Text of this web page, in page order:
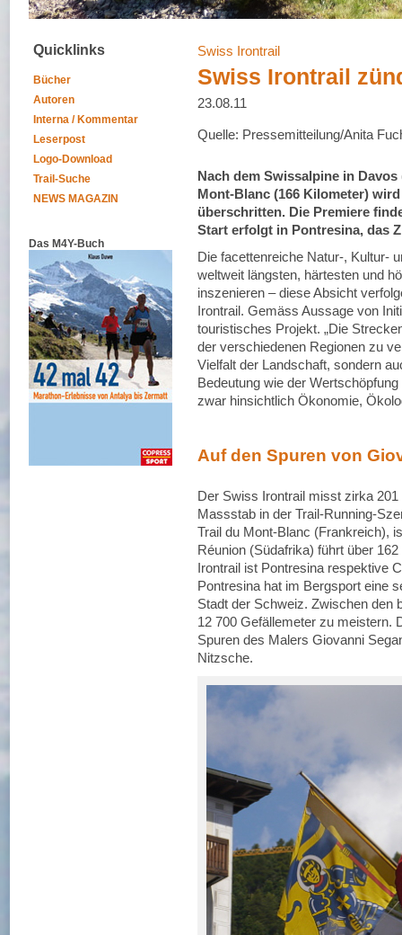
Quicklinks
Bücher
Autoren
Interna / Kommentar
Leserpost
Logo-Download
Trail-Suche
NEWS MAGAZIN
Das M4Y-Buch
Swiss Irontrail
Swiss Irontrail
23.08.11
Quelle: Pressemitteilung/Anita
Nach dem Swissalpine in
Mont-Blanc (166 Kilometer)
überschritten. Die Premiere
Start erfolgt in Pontresina, das
Die facettenreiche Natur-, Kultur-
weltweit längsten, härtesten und
inszenieren – diese Absicht
Irontrail. Gemäss Aussage von
touristisches Projekt. „Die
der verschiedenen Regionen zu
Vielfalt der Landschaft, sondern
Bedeutung wie der
zwar hinsichtlich Ökonomie,
Auf den Spuren von
Der Swiss Irontrail misst zirka
Massstab in der Trail-Running-
Trail du Mont-Blanc (Frankreich),
Réunion (Südafrika) führt über
Irontrail ist Pontresina respektive
Pontresina hat im Bergsport eine
Stadt der Schweiz. Zwischen den
12 700 Gefällemeter zu meistern.
Spuren des Malers Giovanni
Nitzsche.